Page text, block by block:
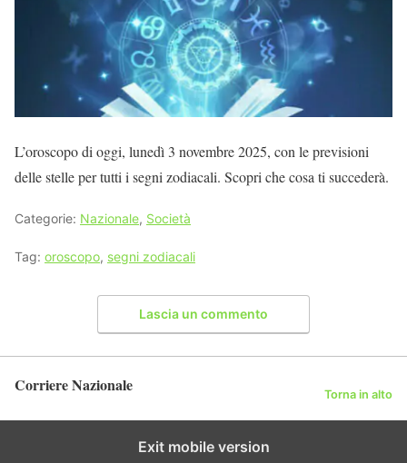
L’oroscopo di oggi, lunedì 3 novembre 2025, con le previsioni
delle stelle per tutti i segni zodiacali. Scopri che cosa ti succederà.
Categorie: Nazionale, Società
Tag: oroscopo, segni zodiacali
Lascia un commento
Corriere Nazionale Torna in alto
Exit mobile version